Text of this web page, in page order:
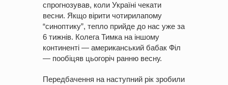
спрогнозував, коли Україні чекати
весни. Якщо вірити чотирилапому
“синоптику”, тепло прийде до нас уже за
6 тижнів. Колега Тимка на іншому
континенті — американський бабак Філ
— пообіцяв цьогоріч ранню весну.
Передбачення на наступний рік зробили